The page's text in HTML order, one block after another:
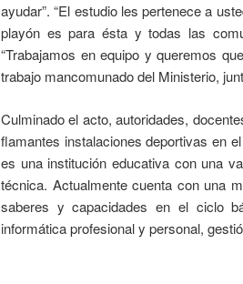
ayudar”. “El estudio les pertenece a
playón es para ésta y todas las
“Trabajamos en equipo y queremos
trabajo mancomunado del Ministerio,
Culminado el acto, autoridades,
flamantes instalaciones deportivas en
es una institución educativa con una
técnica. Actualmente cuenta con una
saberes y capacidades en el ciclo
informática profesional y personal,